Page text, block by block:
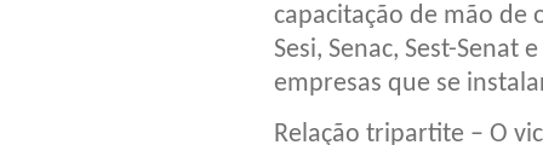
capacitação de mão de
Sesi, Senac, Sest-Senat
empresas que se
Relação tripartite – O